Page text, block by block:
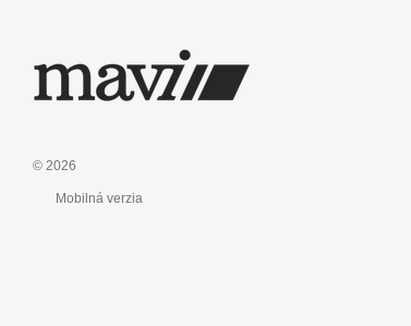
© 2026
Mobilná verzia